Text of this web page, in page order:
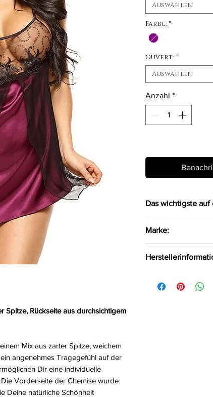
Spitze, Rückseite aus durchsichtigem
Mix aus zarter Spitze, weichem
angenehmes Tragegefühl auf der
Dir eine individuelle
Vorderseite der Chemise wurde
Deine natürliche Schönheit
Auswählen
Farbe: *
Ouvert: *
Auswählen
Anzahl *
Das wichtigste auf
aus einem Mix
sowie
angenehmen
Die Rückseite
Marke:
Wielka, Polen, 42-